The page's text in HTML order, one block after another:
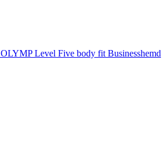
OLYMP Level Five body fit Businesshemd